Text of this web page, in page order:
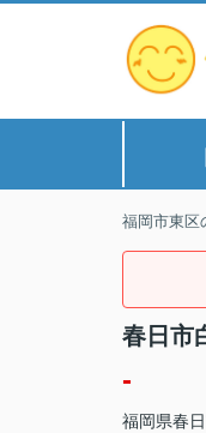
福岡市東区
春日市
-
福岡県春